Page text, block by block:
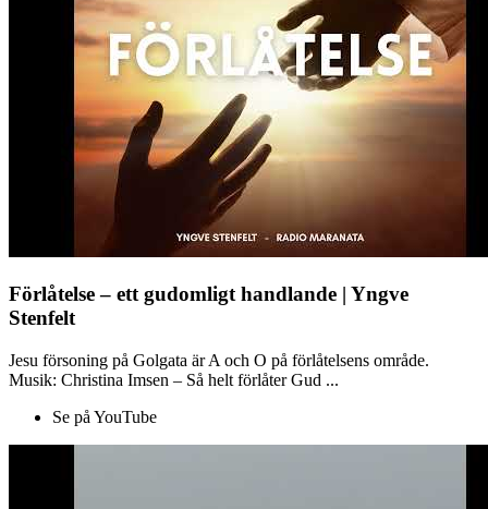
Förlåtelse – ett gudomligt handlande | Yngve
Stenfelt
Jesu försoning på Golgata är A och O på förlåtelsens område.
Musik: Christina Imsen – Så helt förlåter Gud ...
Se på YouTube